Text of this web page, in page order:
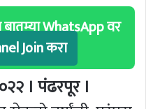
बातम्या WhatsApp वर
Join करा
। पंढरपूर ।